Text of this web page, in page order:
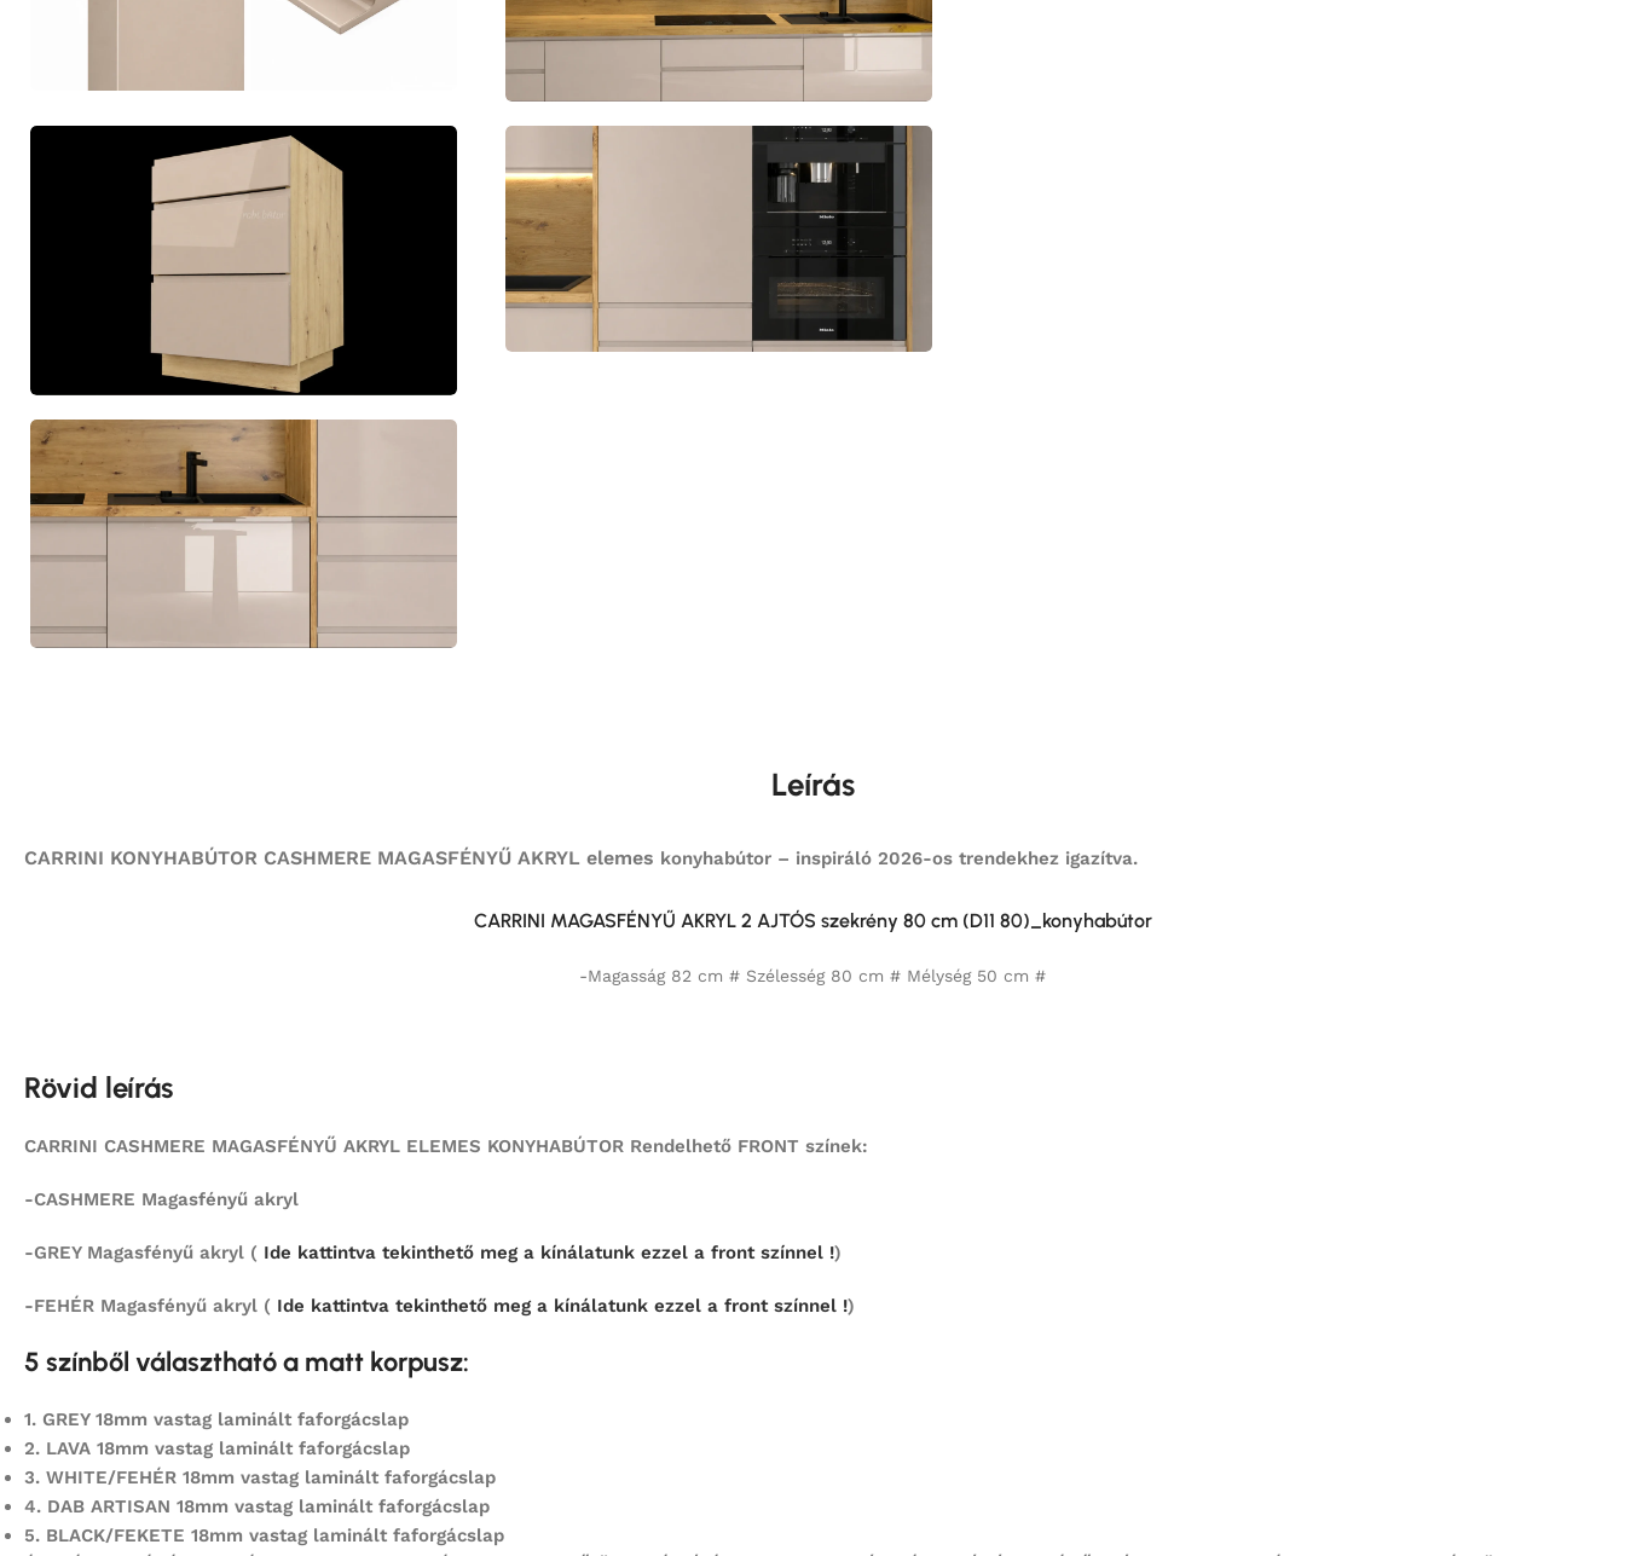
Leírás
CARRINI KONYHABÚTOR CASHMERE MAGASFÉNYŰ AKRYL elemes konyhabútor – inspiráló 2026-os trendekhez igazítva.
CARRINI MAGASFÉNYŰ AKRYL 2 AJTÓS szekrény 80 cm (D11 80)_konyhabútor
-Magasság 82 cm # Szélesség 80 cm # Mélység 50 cm #
Rövid leírás
CARRINI CASHMERE MAGASFÉNYŰ AKRYL ELEMES KONYHABÚTOR Rendelhető FRONT színek:
-CASHMERE Magasfényű akryl
-GREY Magasfényű akryl ( Ide kattintva tekinthető meg a kínálatunk ezzel a front színnel !)
-FEHÉR Magasfényű akryl ( Ide kattintva tekinthető meg a kínálatunk ezzel a front színnel !)
5 színből választható a matt korpusz:
1. GREY 18mm vastag laminált faforgácslap
2. LAVA 18mm vastag laminált faforgácslap
3. WHITE/FEHÉR 18mm vastag laminált faforgácslap
4. DAB ARTISAN 18mm vastag laminált faforgácslap
5. BLACK/FEKETE 18mm vastag laminált faforgácslap